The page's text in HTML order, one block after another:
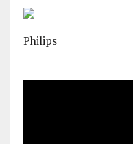
Philips